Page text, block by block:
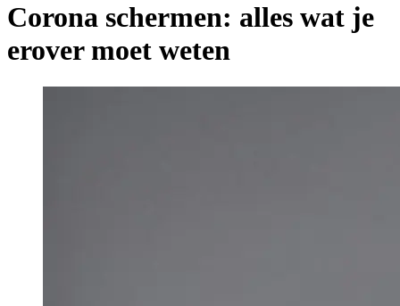
Corona schermen: alles wat je
erover moet weten